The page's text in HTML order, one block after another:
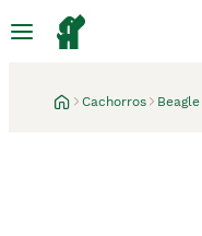
Cachorros Beagle